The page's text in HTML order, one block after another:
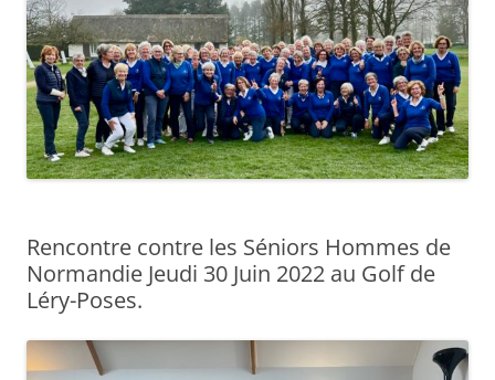
Rencontre contre les Séniors Hommes de
Normandie Jeudi 30 Juin 2022 au Golf de
Léry-Poses.